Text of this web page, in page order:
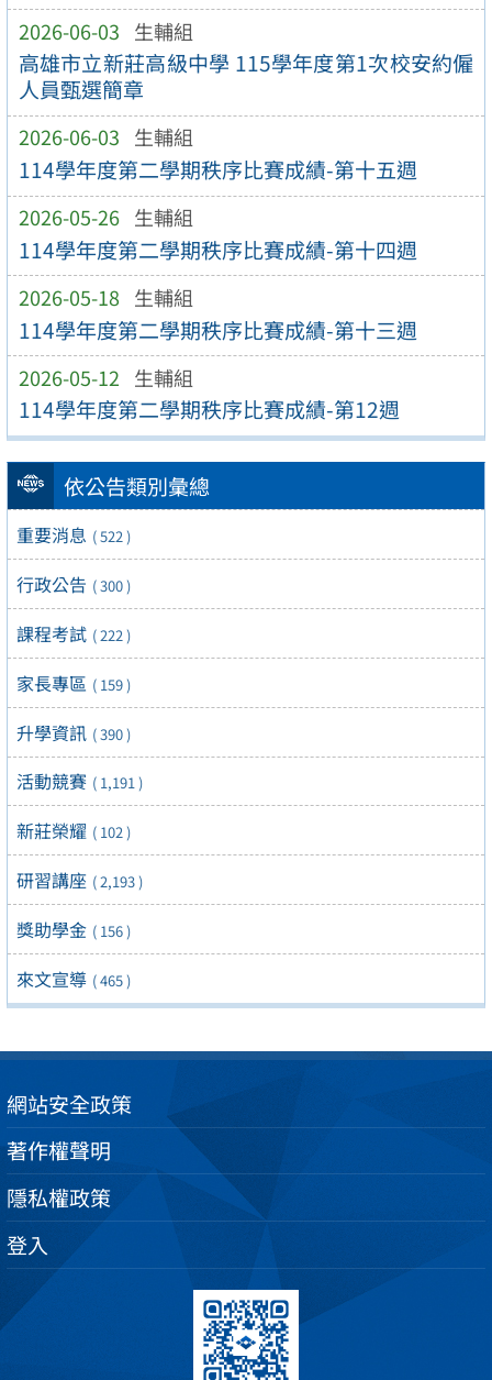
2026-06-03 生輔組
高雄市立新莊高級中學 115學年度第1次校安約僱
人員甄選簡章
2026-06-03 生輔組
114學年度第二學期秩序比賽成績-第十五週
2026-05-26 生輔組
114學年度第二學期秩序比賽成績-第十四週
2026-05-18 生輔組
114學年度第二學期秩序比賽成績-第十三週
2026-05-12 生輔組
114學年度第二學期秩序比賽成績-第12週
依公告類別彙總
重要消息 ( 522 )
行政公告 ( 300 )
課程考試 ( 222 )
家長專區 ( 159 )
升學資訊 ( 390 )
活動競賽 ( 1,191 )
新莊榮耀 ( 102 )
研習講座 ( 2,193 )
獎助學金 ( 156 )
來文宣導 ( 465 )
網站安全政策
著作權聲明
隱私權政策
登入